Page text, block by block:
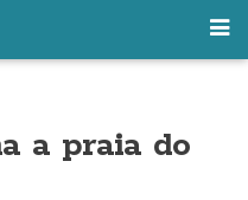
a praia do